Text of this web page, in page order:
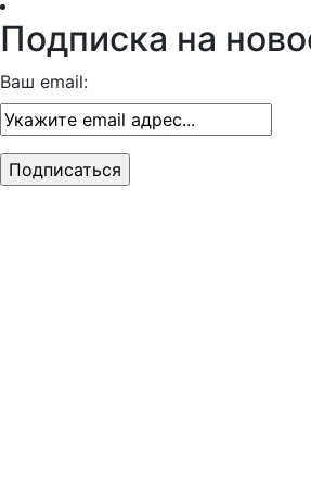
Подписка на
Ваш email: